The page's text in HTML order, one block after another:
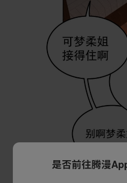
是否前往腾漫